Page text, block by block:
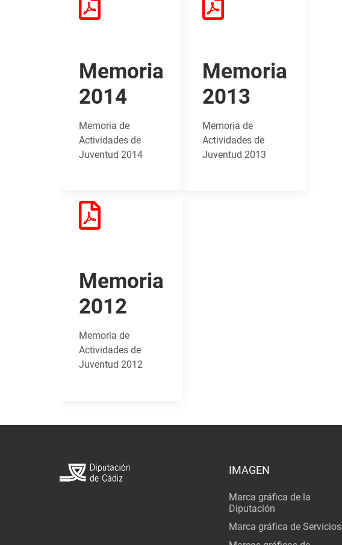
Memoria
2014
Memoria de
Actividades de
Juventud 2014
Memoria
2013
Memoria de
Actividades de
Juventud 2013
Memoria
2012
Memoria de
Actividades de
Juventud 2012
IMAGEN
Marca gráfica de la
Diputación
Marca gráfica de Servicios